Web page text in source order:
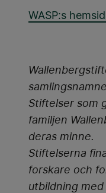
WASP:s
Stiftelser som
familjen
deras minne.
Stiftelserna
forskare och
utbildning